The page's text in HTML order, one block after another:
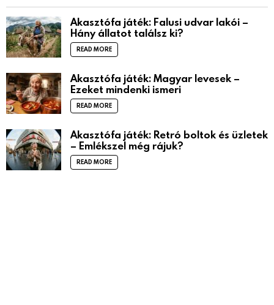
Akasztófa játék: Falusi udvar lakói –
Hány állatot találsz ki?
READ MORE
Akasztófa játék: Magyar levesek –
Ezeket mindenki ismeri
READ MORE
Akasztófa játék: Retró boltok és üzletek
– Emlékszel még rájuk?
READ MORE